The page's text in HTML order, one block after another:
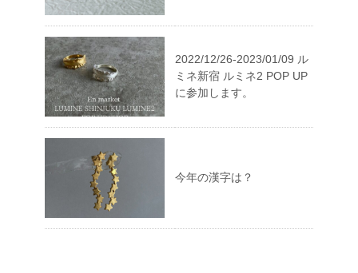
2022/12/26-2023/01/09 ル
ミネ新宿 ルミネ2 POP UP
に参加します。
今年の漢字は？